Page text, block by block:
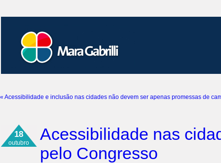
« Acessibilidade e inclusão nas cidades não devem ser apenas promessas de
18
outubro
Acessibilidade nas
pelo Congresso